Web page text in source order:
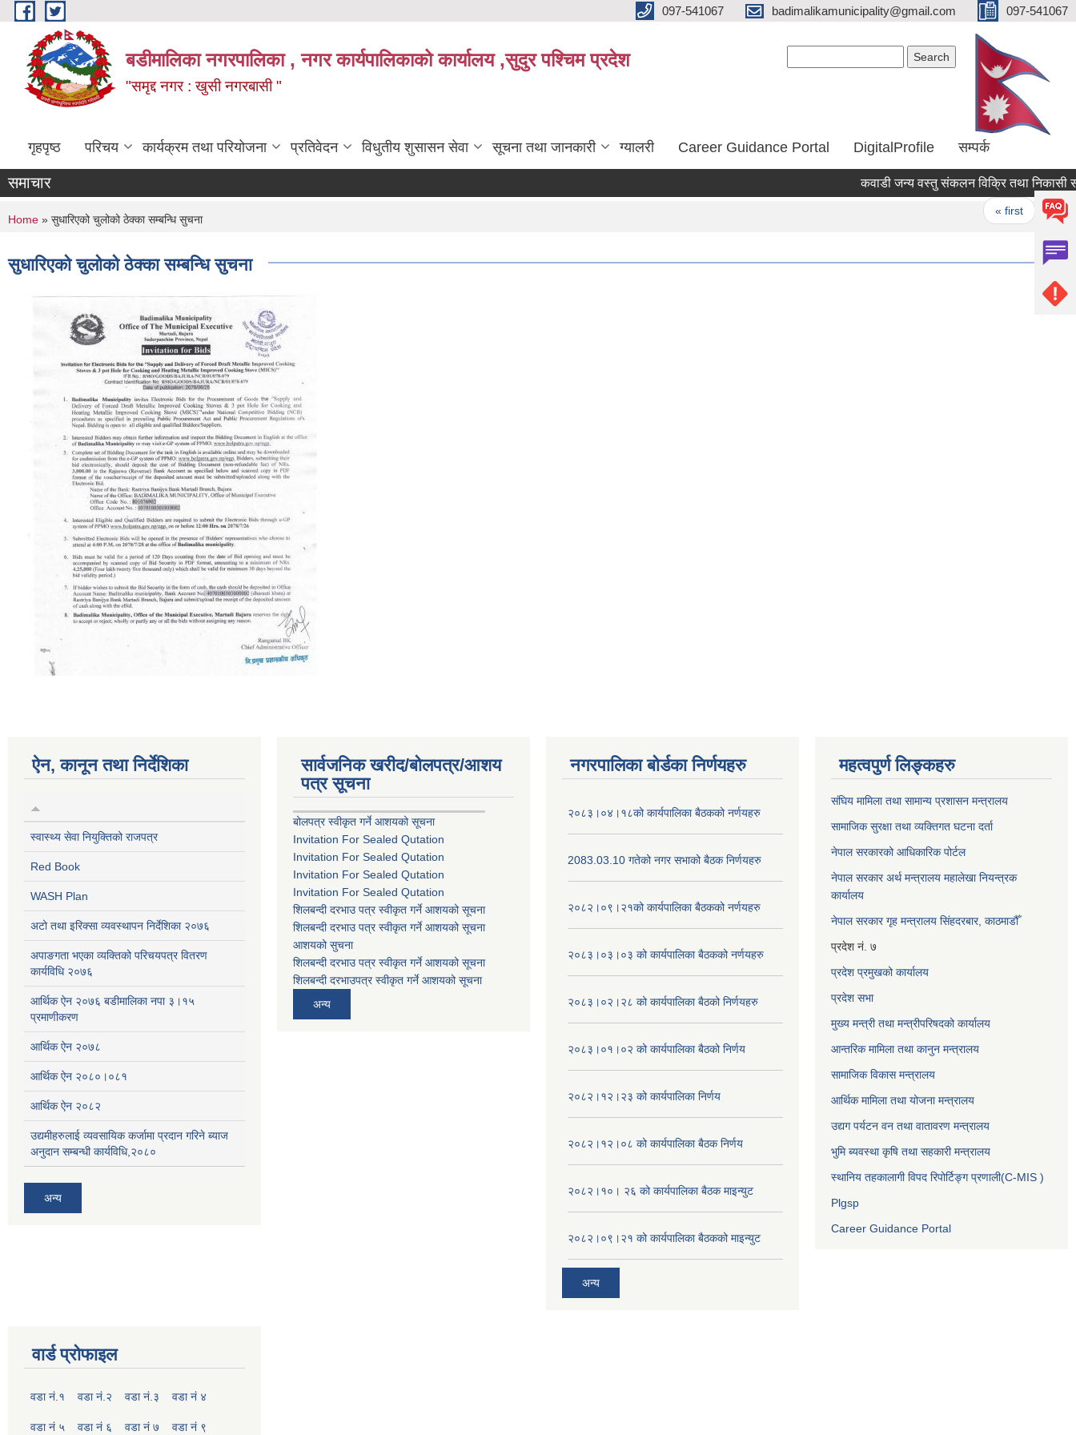
Skip to main content 097-541067 badimalikamunicipality@gmail.com 097-541067
बडीमालिका नगरपालिका , नगर कार्यपालिकाको कार्यालय ,सुदुर पश्चिम प्रदेश
"समृद्द नगर : खुसी नगरबासी "
गृहपृष्ठ परिचय कार्यक्रम तथा परियोजना प्रतिवेदन विधुतीय शुसासन सेवा सूचना तथा जानकारी ग्यालरी Career Guidance Portal DigitalProfile सम्पर्क
समाचार कवाडी जन्य वस्तु संकलन विक्रि तथा निकासी
« first ‹
You are here
Home » सुधारिएको चुलोको ठेक्का सम्बन्धि सुचना
सुधारिएको चुलोको ठेक्का सम्बन्धि सुचना
ऐन, कानून तथा निर्देशिका
स्वास्थ्य सेवा नियुक्तिको राजपत्र
Red Book
WASH Plan
अटो तथा इरिक्सा व्यवस्थापन निर्देशिका २०७६
अपाङगता भएका व्यक्तिको परिचयपत्र वितरण
कार्यविधि २०७६
आर्थिक ऐन २०७६ बडीमालिका नपा ३।१५
प्रमाणीकरण
आर्थिक ऐन २०७८
आर्थिक ऐन २०८०।०८१
आर्थिक ऐन २०८२
उद्यमीहरुलाई व्यवसायिक कर्जामा प्रदान गरिने ब्याज
अनुदान सम्बन्धी कार्यविधि,२०८०
अन्य
सार्वजनिक खरीद/बोलपत्र/आशय
पत्र सूचना
बोलपत्र स्वीकृत गर्ने आशयको सूचना
Invitation For Sealed Qutation
Invitation For Sealed Qutation
Invitation For Sealed Qutation
Invitation For Sealed Qutation
शिलबन्दी दरभाउ पत्र स्वीकृत गर्ने आशयको सूचना
शिलबन्दी दरभाउ पत्र स्वीकृत गर्ने आशयको सूचना
आशयको सुचना
शिलबन्दी दरभाउ पत्र स्वीकृत गर्ने आशयको सूचना
शिलबन्दी दरभाउपत्र स्वीकृत गर्ने आशयको सूचना
अन्य
नगरपालिका बोर्डका निर्णयहरु
२०८३।०४।१८को कार्यपालिका बैठकको नर्णयहरु
2083.03.10 गतेको नगर सभाको बैठक निर्णयहरु
२०८२।०९।२१को कार्यपालिका बैठकको नर्णयहरु
२०८३।०३।०३ को कार्यपालिका बैठकको नर्णयहरु
२०८३।०२।२८ को कार्यपालिका बैठको निर्णयहरु
२०८३।०१।०२ को कार्यपालिका बैठको निर्णय
२०८२।१२।२३ को कार्यपालिका निर्णय
२०८२।१२।०८ को कार्यपालिका बैठक निर्णय
२०८२।१०। २६ को कार्यपालिका बैठक माइन्युट
२०८२।०९।२१ को कार्यपालिका बैठकको माइन्युट
अन्य
महत्वपुर्ण लिङ्कहरु
संघिय मामिला तथा सामान्य प्रशासन मन्त्रालय
सामाजिक सुरक्षा तथा व्यक्तिगत घटना दर्ता
नेपाल सरकारको आधिकारिक पोर्टल
नेपाल सरकार अर्थ मन्त्रालय महालेखा नियन्त्रक
कार्यालय
नेपाल सरकार गृह मन्त्रालय सिंहदरबार, काठमाडौँ
प्रदेश नं. ७
प्रदेश प्रमुखको कार्यालय
प्रदेश सभा
मुख्य मन्त्री तथा मन्त्रीपरिषदको कार्यालय
आन्तरिक मामिला तथा कानुन मन्त्रालय
सामाजिक विकास मन्त्रालय
आर्थिक मामिला तथा योजना मन्त्रालय
उद्यग पर्यटन वन तथा वातावरण मन्त्रालय
भुमि ब्यवस्था कृषि तथा सहकारी मन्त्रालय
स्थानिय तहकालागी विपद रिपोर्टिङ्ग प्रणाली(C-MIS )
Plgsp
Career Guidance Portal
वार्ड प्रोफाइल
वडा नं.१ वडा नं.२ वडा नं.३ वडा नं ४
वडा नं ५ वडा नं ६ वडा नं ७ वडा नं ९